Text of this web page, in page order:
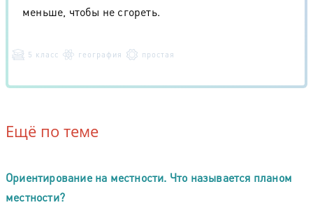
меньше, чтобы не сгореть.
5 класс география простая
Ещё по теме
Ориентирование на местности. Что называется планом
местности?